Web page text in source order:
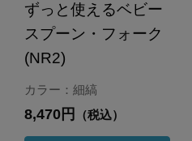
ずっと使えるベビー
スプーン・フォーク
(NR2)
カラー：細縞
8,470円 （税込）